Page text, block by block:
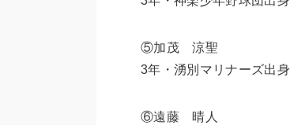
⑤加茂 涼聖
3年・湧別マリナーズ出身
⑥遠藤 晴人